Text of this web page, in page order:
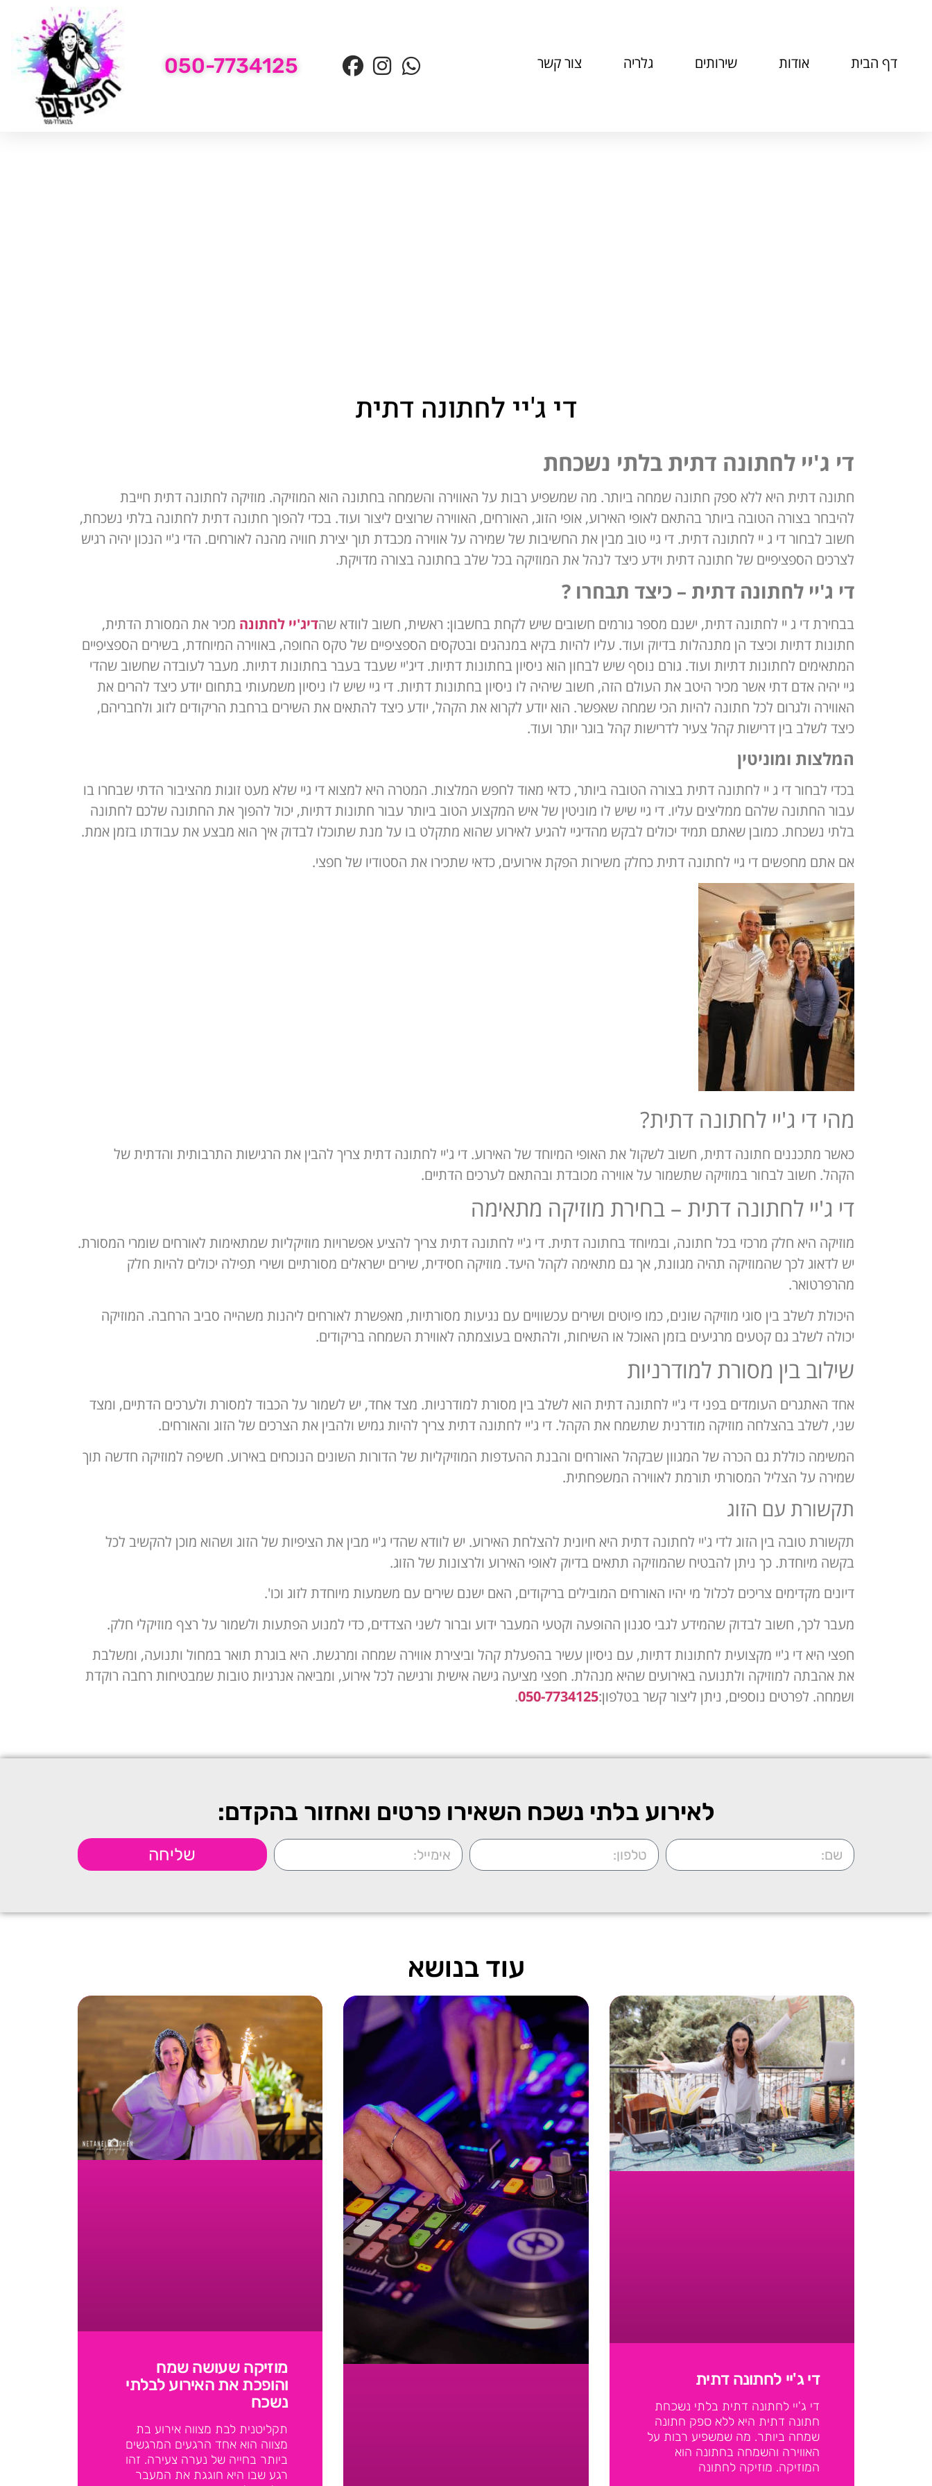
דף הבית אודות שירותים גלריה צור קשר 050-7734125
די ג'יי לחתונה דתית
די ג'יי לחתונה דתית בלתי נשכחת
חתונה דתית היא ללא ספק חתונה שמחה ביותר. מה שמשפיע רבות על האווירה והשמחה בחתונה הוא המוזיקה. מוזיקה לחתונה דתית חייבת
להיבחר בצורה הטובה ביותר בהתאם לאופי האירוע, אופי הזוג, האורחים, האווירה שרוצים ליצור ועוד. בכדי להפוך חתונה דתית לחתונה בלתי נשכחת,
חשוב לבחור די ג יי לחתונה דתית. די גיי טוב מבין את החשיבות של שמירה על אווירה מכבדת תוך יצירת חוויה מהנה לאורחים. הדי ג'יי הנכון יהיה רגיש
לצרכים הספציפיים של חתונה דתית וידע כיצד לנהל את המוזיקה בכל שלב בחתונה בצורה מדויקת.
די ג'יי לחתונה דתית – כיצד תבחרו ?
בבחירת די ג יי לחתונה דתית, ישנם מספר גורמים חשובים שיש לקחת בחשבון: ראשית, חשוב לוודא שהדיג'יי לחתונה מכיר את המסורת הדתית,
חתונות דתיות וכיצד הן מתנהלות בדיוק ועוד. עליו להיות בקיא במנהגים ובטקסים הספציפיים של טקס החופה, באווירה המיוחדת, בשירים הספציפיים
המתאימים לחתונות דתיות ועוד. גורם נוסף שיש לבחון הוא ניסיון בחתונות דתיות. דיג'יי שעבד בעבר בחתונות דתיות. מעבר לעובדה שחשוב שהדי
גיי יהיה אדם דתי אשר מכיר היטב את העולם הזה, חשוב שיהיה לו ניסיון בחתונות דתיות. די גיי שיש לו ניסיון משמעותי בתחום יודע כיצד להרים את
האווירה ולגרום לכל חתונה להיות הכי שמחה שאפשר. הוא יודע לקרוא את הקהל, יודע כיצד להתאים את השירים ברחבת הריקודים לזוג ולחבריהם,
כיצד לשלב בין דרישות קהל צעיר לדרישות קהל בוגר יותר ועוד.
המלצות ומוניטין
בכדי לבחור די ג יי לחתונה דתית בצורה הטובה ביותר, כדאי מאוד לחפש המלצות. המטרה היא למצוא די גיי שלא מעט זוגות מהציבור הדתי שבחרו בו
עבור החתונה שלהם ממליצים עליו. די גיי שיש לו מוניטין של איש המקצוע הטוב ביותר עבור חתונות דתיות, יכול להפוך את החתונה שלכם לחתונה
בלתי נשכחת. כמובן שאתם תמיד יכולים לבקש מהדיגיי להגיע לאירוע שהוא מתקלט בו על מנת שתוכלו לבדוק איך הוא מבצע את עבודתו בזמן אמת.
אם אתם מחפשים די גיי לחתונה דתית כחלק משירות הפקת אירועים, כדאי שתכירו את הסטודיו של חפצי.
מהי די ג'יי לחתונה דתית?
כאשר מתכננים חתונה דתית, חשוב לשקול את האופי המיוחד של האירוע. די ג'יי לחתונה דתית צריך להבין את הרגישות התרבותית והדתית של
הקהל. חשוב לבחור במוזיקה שתשמור על אווירה מכובדת ובהתאם לערכים הדתיים.
די ג'יי לחתונה דתית – בחירת מוזיקה מתאימה
מוזיקה היא חלק מרכזי בכל חתונה, ובמיוחד בחתונה דתית. די ג'יי לחתונה דתית צריך להציע אפשרויות מוזיקליות שמתאימות לאורחים שומרי המסורת.
יש לדאוג לכך שהמוזיקה תהיה מגוונת, אך גם מתאימה לקהל היעד. מוזיקה חסידית, שירים ישראלים מסורתיים ושירי תפילה יכולים להיות חלק
מהרפרטואר.
היכולת לשלב בין סוגי מוזיקה שונים, כמו פיוטים ושירים עכשוויים עם נגיעות מסורתיות, מאפשרת לאורחים ליהנות משהייה סביב הרחבה. המוזיקה
יכולה לשלב גם קטעים מרגיעים בזמן האוכל או השיחות, ולהתאים בעוצמתה לאווירת השמחה בריקודים.
שילוב בין מסורת למודרניות
אחד האתגרים העומדים בפני די ג'יי לחתונה דתית הוא לשלב בין מסורת למודרניות. מצד אחד, יש לשמור על הכבוד למסורת ולערכים הדתיים, ומצד
שני, לשלב בהצלחה מוזיקה מודרנית שתשמח את הקהל. די ג'יי לחתונה דתית צריך להיות גמיש ולהבין את הצרכים של הזוג והאורחים.
המשימה כוללת גם הכרה של המגוון שבקהל האורחים והבנת ההעדפות המוזיקליות של הדורות השונים הנוכחים באירוע. חשיפה למוזיקה חדשה תוך
שמירה על הצליל המסורתי תורמת לאווירה המשפחתית.
תקשורת עם הזוג
תקשורת טובה בין הזוג לדי ג'יי לחתונה דתית היא חיונית להצלחת האירוע. יש לוודא שהדי ג'יי מבין את הציפיות של הזוג ושהוא מוכן להקשיב לכל
בקשה מיוחדת. כך ניתן להבטיח שהמוזיקה תתאים בדיוק לאופי האירוע ולרצונות של הזוג.
דיונים מקדימים צריכים לכלול מי יהיו האורחים המובילים בריקודים, האם ישנם שירים עם משמעות מיוחדת לזוג וכו'.
מעבר לכך, חשוב לבדוק שהמידע לגבי סגנון ההופעה וקטעי המעבר ידוע וברור לשני הצדדים, כדי למנוע הפתעות ולשמור על רצף מוזיקלי חלק.
חפצי היא די ג'יי מקצועית לחתונות דתיות, עם ניסיון עשיר בהפעלת קהל וביצירת אווירה שמחה ומרגשת. היא בוגרת תואר במחול ותנועה, ומשלבת
את אהבתה למוזיקה ולתנועה באירועים שהיא מנהלת. חפצי מציעה גישה אישית ורגישה לכל אירוע, ומביאה אנרגיות טובות שמבטיחות רחבה רוקדת
ושמחה. לפרטים נוספים, ניתן ליצור קשר בטלפון:050-7734125
.
לאירוע בלתי נשכח השאירו פרטים ואחזור בהקדם:
שליחה
עוד בנושא
די ג'יי לחתונה דתית
די ג'יי לחתונה דתית בלתי נשכחת
חתונה דתית היא ללא ספק חתונה
שמחה ביותר. מה שמשפיע רבות על
האווירה והשמחה בחתונה הוא
המוזיקה. מוזיקה לחתונה
מוזיקה שעושה שמח
והופכת את האירוע לבלתי
נשכח
תקליטנית לבת מצווה אירוע בת
מצווה הוא אחד הרגעים המרגשים
ביותר בחייה של נערה צעירה. זהו
רגע שבו היא חוגגת את המעבר